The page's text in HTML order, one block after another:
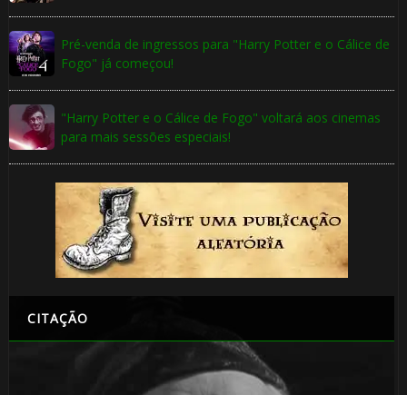
Pré-venda de ingressos para "Harry Potter e o Cálice de
Fogo" já começou!
"Harry Potter e o Cálice de Fogo" voltará aos cinemas
para mais sessões especiais!
CITAÇÃO